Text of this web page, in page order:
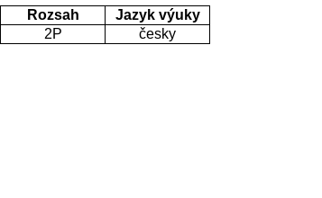
Rozsah
Jazyk výuky
2P česky